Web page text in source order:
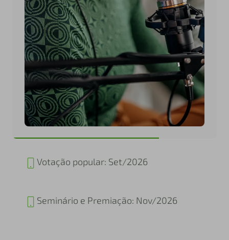
Seminário e Premiação: Nov/2026